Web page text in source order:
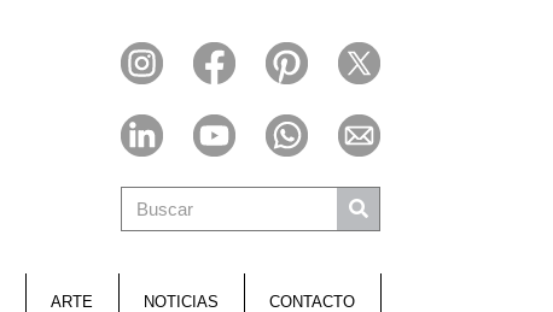
ARTE NOTICIAS CONTACTO